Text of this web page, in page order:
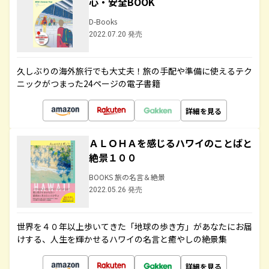
D-Books
2022.07.20 発売
久しぶりの海外旅行でも大丈夫！旅の手配や準備に使えるテク
ニックがつまった24ページの電子書籍
詳細を見る
ＡＬＯＨＡを感じるハワイのことばと
絶景１００
BOOKS 旅の名言＆絶景
2022.05.26 発売
世界を４０年以上歩いてきた「地球の歩き方」があなたにお届
けする、人生を輝かせるハワイの名言と癒やしの絶景集
詳細を見る